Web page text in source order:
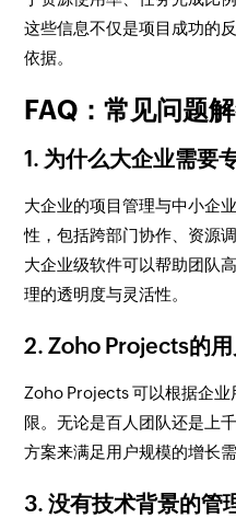
这些信息不仅是项目成功的
依据。
FAQ：常见问题
1. 为什么大企业需要
大企业的项目管理与中小企
性，包括跨部门协作、资源
大企业级软件可以帮助团队
理的透明度与灵活性。
2. Zoho Projects的用
Zoho Projects 可以根据企
限。无论是百人团队还是上
方案来满足用户规模的增长需
3. 没有技术背景的管